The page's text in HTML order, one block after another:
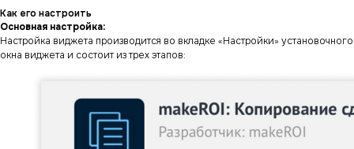
Как его настроить
Основная настройка:
Настройка виджета производится во вкладке «Настройки» установочного
окна виджета и состоит из трех этапов: